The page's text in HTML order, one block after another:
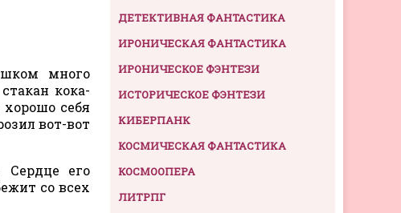
много
кока-
себя
вот-вот
Сердце его
со всех
ДЕТЕКТИВНАЯ ФАНТАСТИКА
ИРОНИЧЕСКАЯ ФАНТАСТИКА
ИРОНИЧЕСКОЕ ФЭНТЕЗИ
ИСТОРИЧЕСКОЕ ФЭНТЕЗИ
КИБЕРПАНК
КОСМИЧЕСКАЯ ФАНТАСТИКА
КОСМООПЕРА
ЛИТРПГ